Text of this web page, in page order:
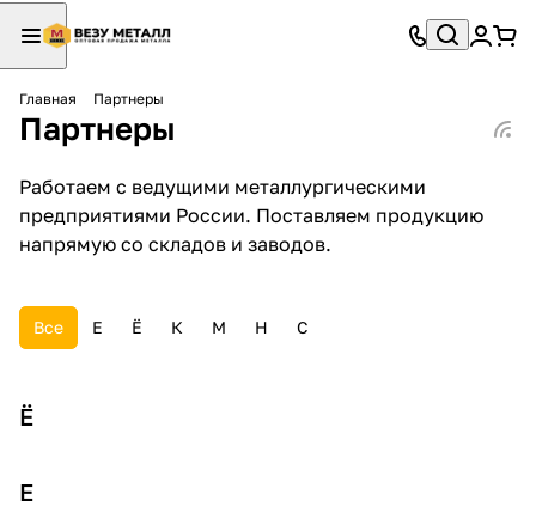
Главная Партнеры
Партнеры
Работаем с ведущими металлургическими
предприятиями России. Поставляем продукцию
напрямую со складов и заводов.
Все Е Ё К М Н С
Ё
Е